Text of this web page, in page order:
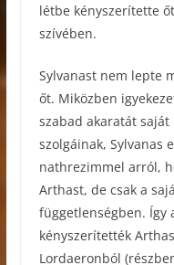
létbe kényszerítette
szívében.
Sylvanast nem lepte
őt. Miközben
szabad akaratát saját
szolgáinak, Sylvanas
nathrezimmel arról,
Arthast, de csak a
függetlenségben. Így
kényszerítették
Lordaeronból